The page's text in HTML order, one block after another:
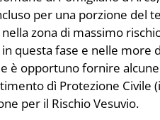
per una porzione del
zona di massimo
questa fase e nelle more
è opportuno fornire
dì Protezione Civile
per il Rischio Vesuvio.